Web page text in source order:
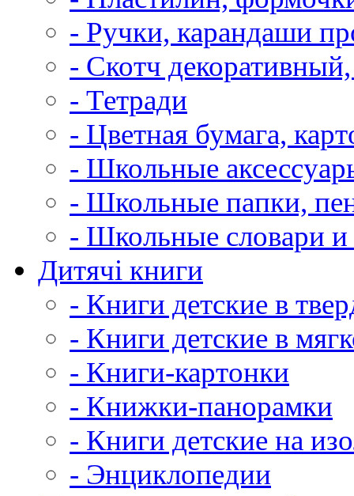
- Ручки, карандаши
- Скотч
- Тетради
- Цветная бумага,
- Школьные
- Школьные папки,
- Школьные словари и
Дитячі книги
- Книги детские в
- Книги детские в
- Книги-картонки
- Книжки-панорамки
- Книги детские на
- Энциклопедии